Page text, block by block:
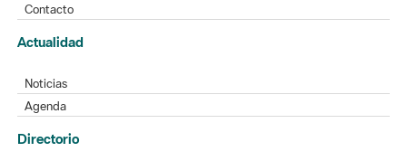
Contacto
Actualidad
Noticias
Agenda
Directorio